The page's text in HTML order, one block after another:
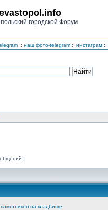
городской Форум
:: наш фото-telegram :: инстаграм ::
]
на кладбище